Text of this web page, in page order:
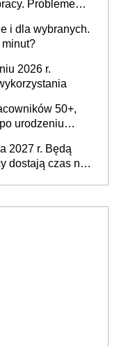
Problemem
i
i dla wybranych.
2026 r.
50+,
urodzeniu
na rzecz
2027 r. Będą
dostają czas na